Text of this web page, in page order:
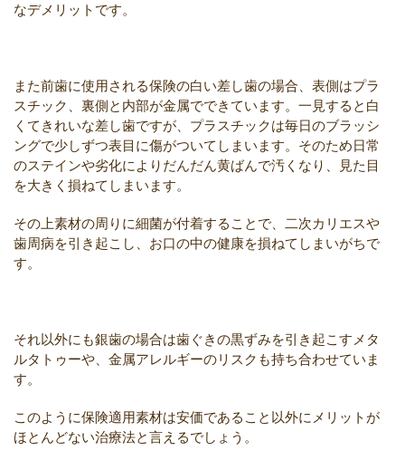
なデメリットです。
また前歯に使用される保険の白い差し歯の場合、表側はプラ
スチック、裏側と内部が金属でできています。一見すると白
くてきれいな差し歯ですが、プラスチックは毎日のブラッシ
ングで少しずつ表目に傷がついてしまいます。そのため日常
のステインや劣化によりだんだん黄ばんで汚くなり、見た目
を大きく損ねてしまいます。
その上素材の周りに細菌が付着することで、二次カリエスや
歯周病を引き起こし、お口の中の健康を損ねてしまいがちで
す。
それ以外にも銀歯の場合は歯ぐきの黒ずみを引き起こすメタ
ルタトゥーや、金属アレルギーのリスクも持ち合わせていま
す。
このように保険適用素材は安価であること以外にメリットが
ほとんどない治療法と言えるでしょう。